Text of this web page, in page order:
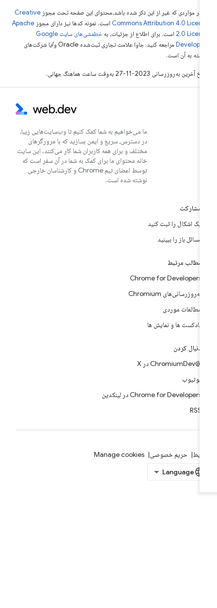
در مواردی که غیر از این ذکر شده باشد،‌محتوای این صفحه تحت مجوزCreative
Commons Attribution 4.0است. نمونه کدها نیز دارای مجوزApache
2.0است. برای اطلاع از جزئیات، به
خطمشی‌های سایت Google
مراجعه کنید. جاوا علامت تجاری ثبت‌شده Oracle و/یا شرکت‌های
به آن است.
آخرین به‌روزرسانی 2023-11-27 به‌وقت ساعت هماهنگ جهانی.
ما می‌خواهیم به شما کمک کنیم تا وب‌سایت‌هایی زیبا،
در دسترس، سریع و ایمن بسازید که با مرورگرهای
مختلف و برای همه کاربران شما کار می‌کنند. این سایت
خانه محتوای ما برای کمک به شما در آن سفر است که
توسط اعضای تیم Chrome و کارشناسان خارجی
نوشته شده است.
مشارکت
یک اشکال را ثبت کنید
مسائل باز را ببینید
مطالب مرتبط
Chrome for Developers
به‌روزرسانی‌های Chromium
مطالعات موردی
پادکست ها و نمایش ها
دنبال کردن
یوتیوب
Chrome for Developers در لینکدین
حریم خصوصی Manage cookies